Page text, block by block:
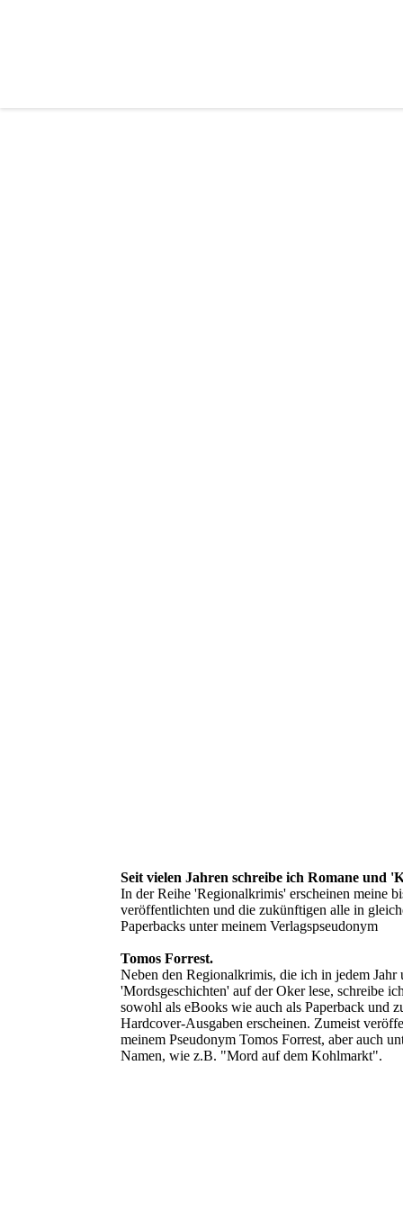
Seit vielen Jahren schreibe ich Romane und
In der Reihe 'Regionalkrimis' erscheinen meine
veröffentlichten und die zukünftigen alle in
Paperbacks unter meinem Verlagspseudonym
Tomos Forrest.
Neben den Regionalkrimis, die ich in jedem Jahr
'Mordsgeschichten' auf der Oker lese, schreibe
sowohl als eBooks wie auch als Paperback und
Hardcover-Ausgaben erscheinen. Zumeist
meinem Pseudonym Tomos Forrest, aber auch
Namen, wie z.B. "Mord auf dem Kohlmarkt".